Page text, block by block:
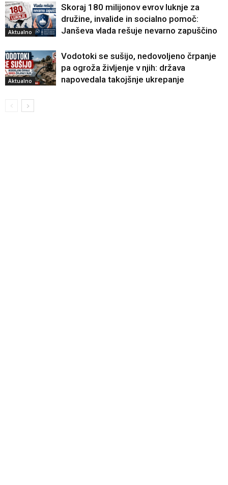
Aktualno
Skoraj 180 milijonov evrov luknje za
družine, invalide in socialno pomoč:
Janševa vlada rešuje nevarno zapuščino
Aktualno
Vodotoki se sušijo, nedovoljeno črpanje
pa ogroža življenje v njih: država
napovedala takojšnje ukrepanje